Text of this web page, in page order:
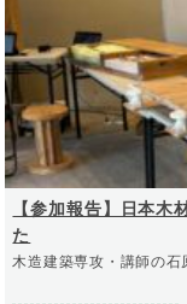
【参加報告】日本木
た
木造建築専攻・講師の